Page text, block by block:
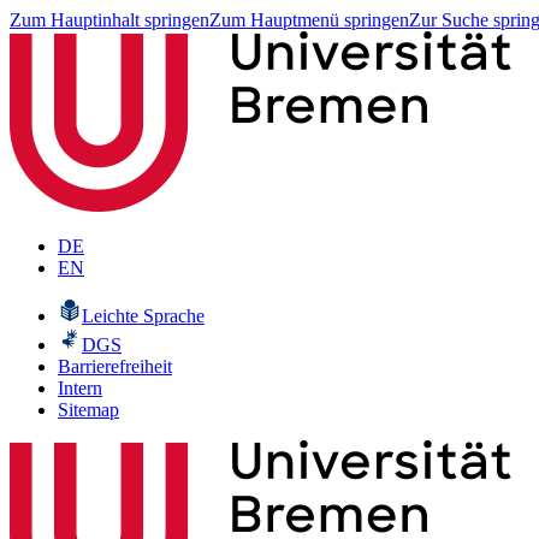
Zum Hauptinhalt springenZum Hauptmenü springenZur Suche
DE
EN
Leichte Sprache
DGS
Barrierefreiheit
Intern
Sitemap